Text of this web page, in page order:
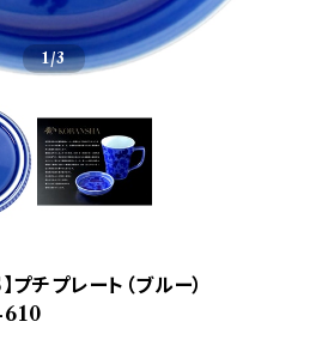
1/3
チプレート（ブルー）
610